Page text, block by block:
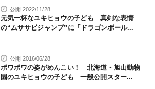
公開 2022/11/28
元気一杯なユキヒョウの子ども 真剣な表情
の“ムササビジャンプ”に「ドラゴンボール...
公開 2016/06/28
ポワポワの姿がめんこい！ 北海道・旭山動物
園のユキヒョウの子ども 一般公開スター...